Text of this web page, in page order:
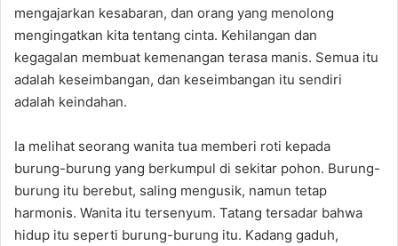
mengajarkan kesabaran, dan orang yang menolong
mengingatkan kita tentang cinta. Kehilangan dan
kegagalan membuat kemenangan terasa manis. Semua itu
adalah keseimbangan, dan keseimbangan itu sendiri
adalah keindahan.
Ia melihat seorang wanita tua memberi roti kepada
burung-burung yang berkumpul di sekitar pohon. Burung-
burung itu berebut, saling mengusik, namun tetap
harmonis. Wanita itu tersenyum. Tatang tersadar bahwa
hidup itu seperti burung-burung itu. Kadang gaduh,